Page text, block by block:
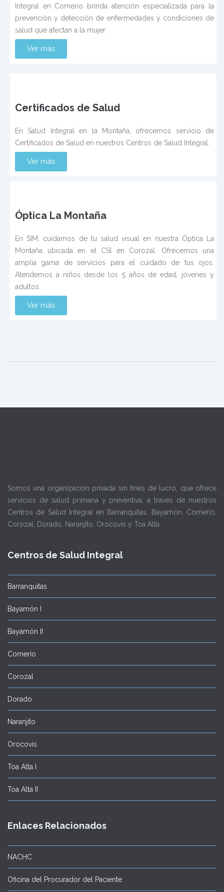
Integral en Comerío brinda atención especializada para la
prevención y detección de enfermedades y condiciones de
salud que afectan a la mujer.
Ver más
Certificados de Salud
En Salud Integral en la Montaña, ofrecemos servicio de
Certificados de Salud en nuestros Centros de Salud Integral.
Ver más
Ver más
Óptica La Montaña
En SIM, cuidamos de tu salud visual en nuestra Óptica La
Montaña ubicada en el CSI en Corozal. Ofrecemos una
amplia gama de servicios para el cuidado de tus ojos.
Atendemos a niños desde los 5 años de edad, jóvenes y
adultos.
Ver más
Somos una organización privada sin fines de lucro, que ofrece
servicios de salud primaria y preventiva, a través de nuestros
Centros de Salud Integral en Barranquitas, Bayamón, Comerío,
Corozal, Dorado, Naranjito, Orocovis y Toa Alta.
Centros de Salud Integral
Barranquitas
Bayamón I
Bayamón II
Comerío
Corozal
Dorado
Naranjito
Orocovis
Toa Alta I
Toa Alta II
Enlaces Relacionados
NACHC
Oficina del Procurador del Paciente